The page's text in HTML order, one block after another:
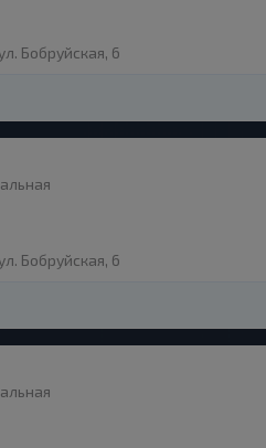
Бобруйская, 6
Бобруйская, 6